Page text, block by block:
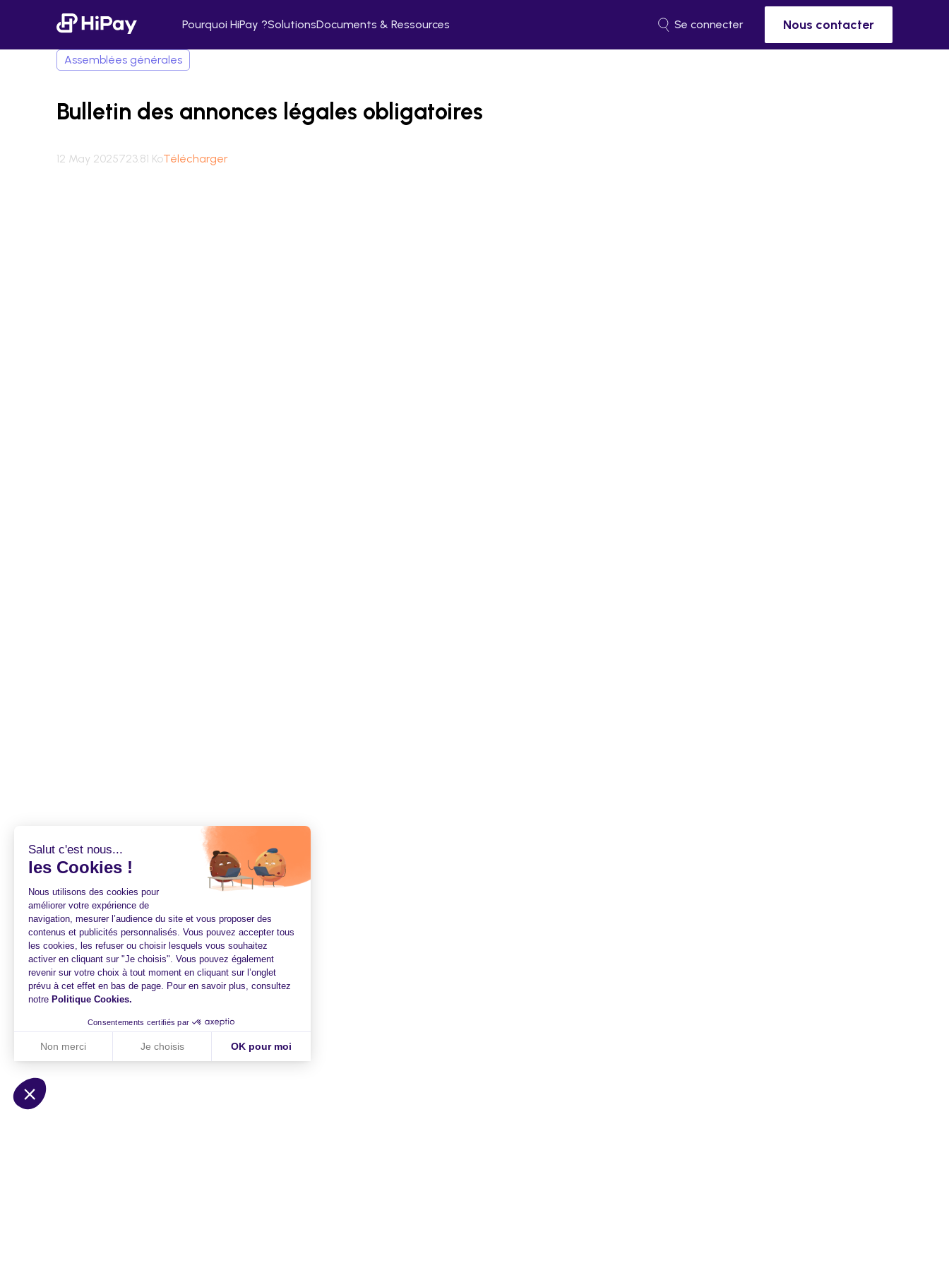
Salut c'est nous...
les Cookies !
Nous utilisons des cookies pour
améliorer votre expérience de
navigation, mesurer l’audience du site et vous proposer des
contenus et publicités personnalisés. Vous pouvez accepter tous
les cookies, les refuser ou choisir lesquels vous souhaitez
activer en cliquant sur "Je choisis". Vous pouvez également
revenir sur votre choix à tout moment en cliquant sur l’onglet
prévu à cet effet en bas de page. Pour en savoir plus, consultez
notre Politique Cookies.
Consentements certifiés par
Non merci Je choisis OK pour moi
Notre plateforme vous permet d'adapter et de gérer vos paramètres de confidentialité, en garantissant la conformité avec les réglementations. Personnalisez vos préférences pour
Pourquoi HiPay ?SolutionsDocuments & Ressources Se connecter Nous contacter
Assemblées générales
Bulletin des annonces légales obligatoires
12 May 2025723.81 KoTélécharger